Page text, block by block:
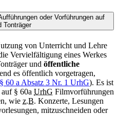
oder Vorführungen auf
Tonträger
von Unterricht und Lehre
Vervielfältigung eines Werkes
und öffentliche
es öffentlich vorgetragen,
§ 60 a Absatz 3 Nr. 1 UrhG). Es ist
§ 60a UrhG Filmvorführungen
wie z.B. Konzerte, Lesungen
mitzuschneiden oder